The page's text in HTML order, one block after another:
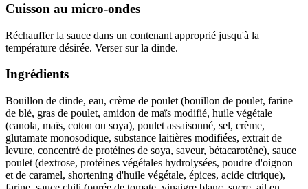
Cuisson au micro-ondes
Réchauffer la sauce dans un contenant approprié jusqu'à la
température désirée. Verser sur la dinde.
Ingrédients
Bouillon de dinde, eau, crème de poulet (bouillon de poulet, farine
de blé, gras de poulet, amidon de maïs modifié, huile végétale
(canola, maïs, coton ou soya), poulet assaisonné, sel, crème,
glutamate monosodique, substance laitières modifiées, extrait de
levure, concentré de protéines de soya, saveur, bétacarotène), sauce
poulet (dextrose, protéines végétales hydrolysées, poudre d'oignon
et de caramel, shortening d'huile végétale, épices, acide citrique),